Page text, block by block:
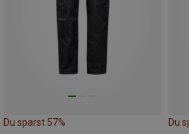
Du sparst 57% Du